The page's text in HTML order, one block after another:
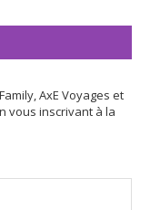
AxE Voyages et
vous inscrivant à la